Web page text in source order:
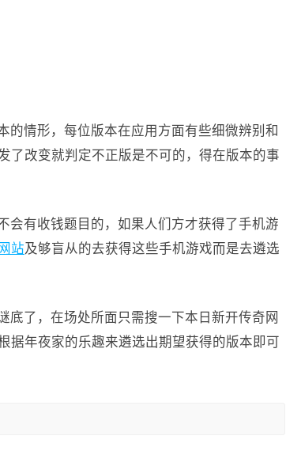
的情形，每位版本在应用方面有些细微辨别和
了改变就判定不正版是不可的，得在版本的事
会有收钱题目的，如果人们方才获得了手机游
站及够盲从的去获得这些手机游戏而是去遴选
底了，在场处所面只需搜一下本日新开传奇网
据年夜家的乐趣来遴选出期望获得的版本即可